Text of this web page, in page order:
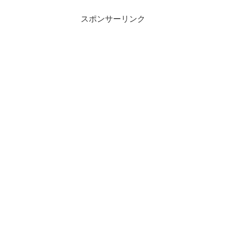
スポンサーリンク